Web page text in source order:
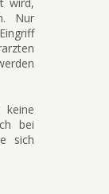
Nur
bei
sich